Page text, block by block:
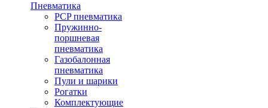
Пневматика
PCP пневматика
Пружинно-
поршневая
пневматика
Газобалонная
пневматика
Пули и шарики
Рогатки
Комплектующие